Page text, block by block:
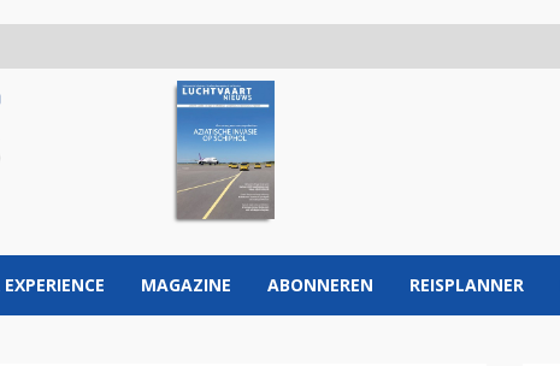
EXPERIENCE MAGAZINE ABONNEREN REISPLANNER